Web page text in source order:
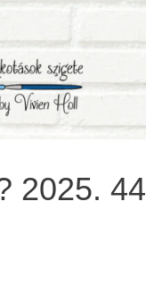
2025.